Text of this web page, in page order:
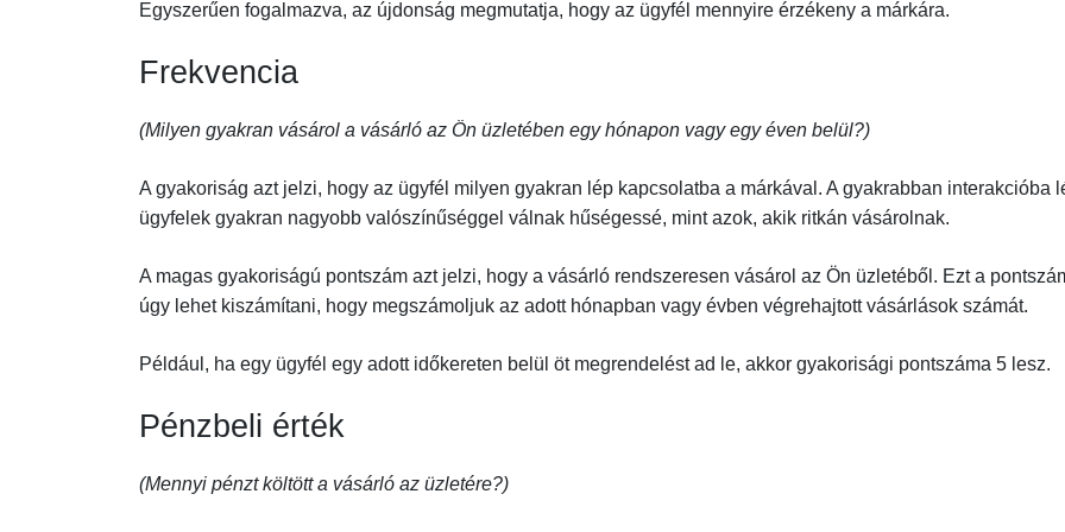
Egyszerűen fogalmazva, az újdonság megmutatja, hogy az ügyfél mennyire érzékeny a márkára.
Frekvencia
(Milyen gyakran vásárol a vásárló az Ön üzletében egy hónapon vagy egy éven belül?)
A gyakoriság azt jelzi, hogy az ügyfél milyen gyakran lép kapcsolatba a márkával. A gyakrabban interakcióba
ügyfelek gyakran nagyobb valószínűséggel válnak hűségessé, mint azok, akik ritkán vásárolnak.
A magas gyakoriságú pontszám azt jelzi, hogy a vásárló rendszeresen vásárol az Ön üzletéből. Ezt a
úgy lehet kiszámítani, hogy megszámoljuk az adott hónapban vagy évben végrehajtott vásárlások számát.
Például, ha egy ügyfél egy adott időkereten belül öt megrendelést ad le, akkor gyakorisági pontszáma 5 lesz.
Pénzbeli érték
(Mennyi pénzt költött a vásárló az üzletére?)